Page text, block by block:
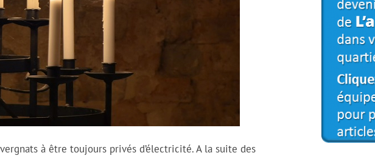
à être toujours privés d’électricité. A la suite des